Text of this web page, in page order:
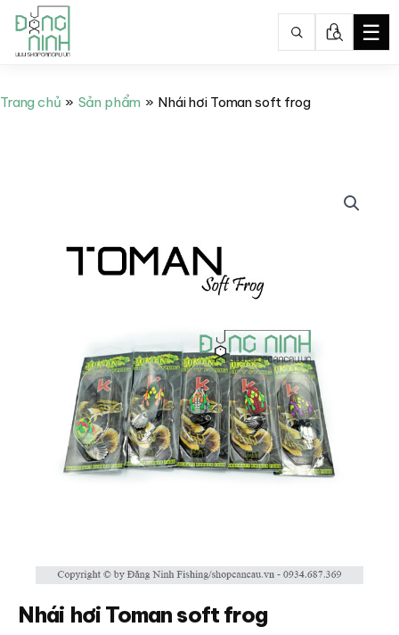
tới
☰
Trang chủ Sản phẩm Nhái hơi Toman soft frog
Nhái hơi Toman soft frog